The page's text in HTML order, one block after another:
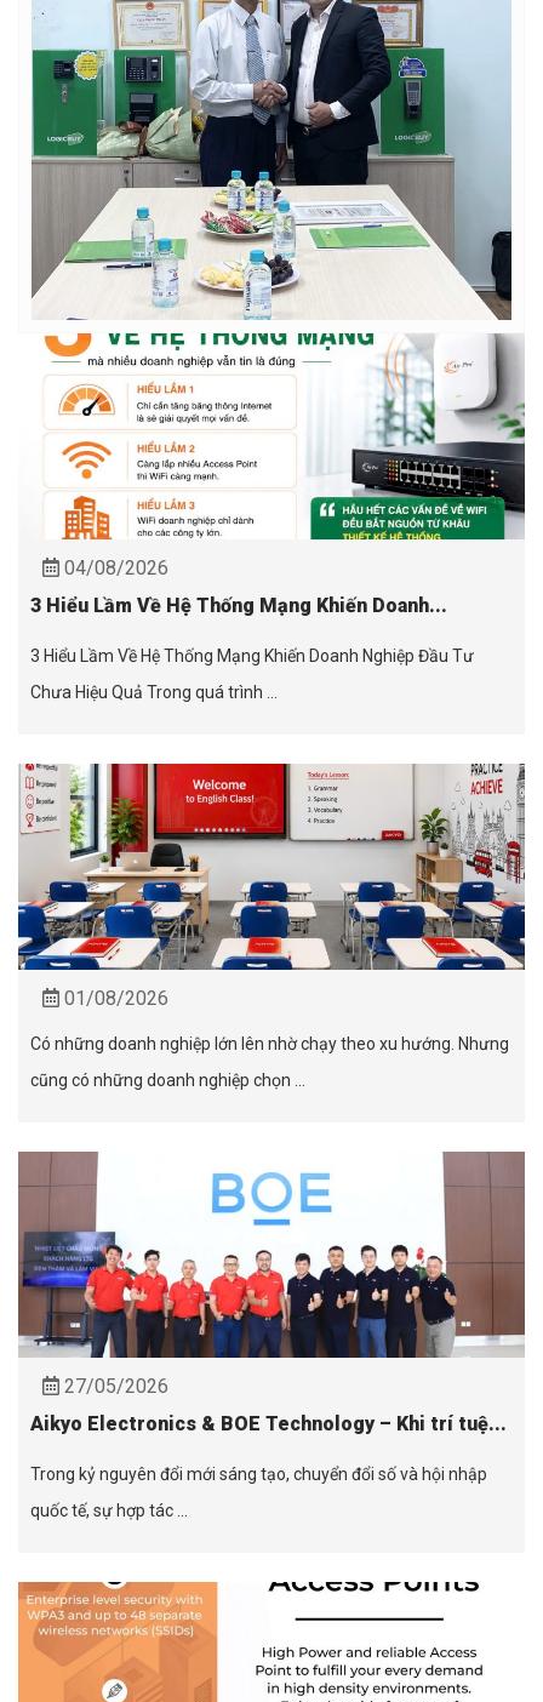
04/08/2026
3 Hiểu Lầm Về Hệ Thống Mạng Khiến Doanh...
3 Hiểu Lầm Về Hệ Thống Mạng Khiến Doanh Nghiệp Đầu Tư
Chưa Hiệu Quả Trong quá trình ...
01/08/2026
Có những doanh nghiệp lớn lên nhờ chạy theo xu hướng. Nhưng
cũng có những doanh nghiệp chọn ...
27/05/2026
Aikyo Electronics & BOE Technology – Khi trí tuệ...
Trong kỷ nguyên đổi mới sáng tạo, chuyển đổi số và hội nhập
quốc tế, sự hợp tác ...